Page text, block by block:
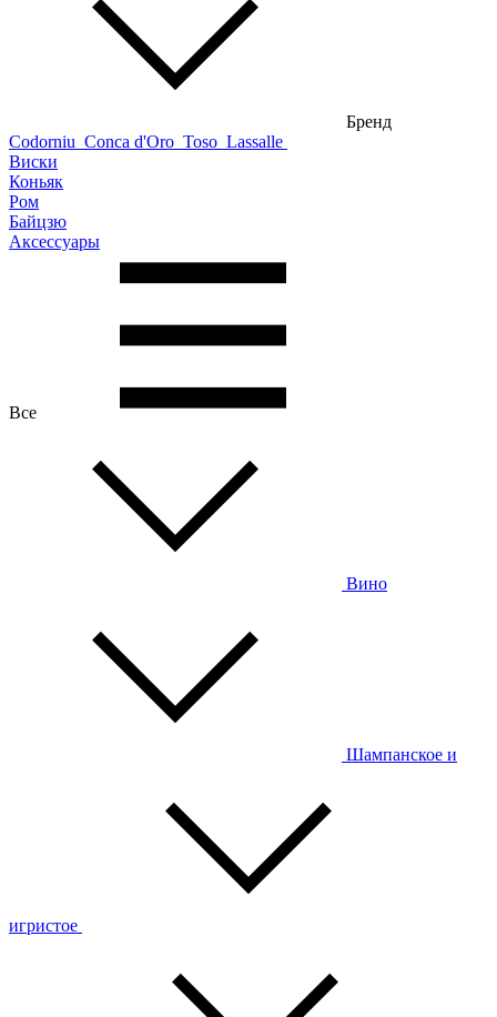
Бренд
Codorniu Conca d'Oro Toso Lassalle
Виски
Коньяк
Ром
Байцзю
Аксессуары
Все
Вино
Шампанское и
игристое